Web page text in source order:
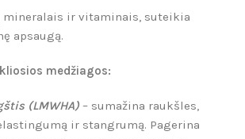
mineralais ir vitaminais, suteikia
apsaugą.
medžiagos:
(LMWHA) – sumažina raukšles,
ir stangrumą. Pagerina